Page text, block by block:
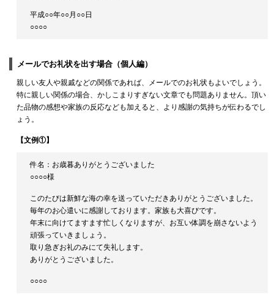
平成○○年○○月○○日
○○○○
メールでお礼状を出す場合（個人編）
親しい友人や親戚などの関係であれば、メールでのお礼状もよいでしょう。
特に親しい関係の場合、かしこまりすぎない文章でも問題ありません。頂い
た品物の感想や家族の反応なども加えると、より感謝の気持ちが伝わるでし
ょう。
【文例①】
件名：お歳暮ありがとうございました
○○○○様
このたびは新鮮な海の幸を送っていただきありがとうございました。
毎年のお心遣いに感謝しております。家族も大喜びです。
年末に向けてますます忙しくなりますが、お互い体調を崩さないよう
頑張っていきましょう。
取り急ぎお礼のみにて失礼します。
ありがとうございました。
○○○○